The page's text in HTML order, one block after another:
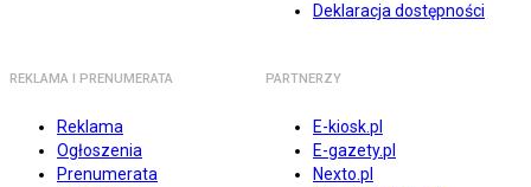
Deklaracja dostępności
REKLAMA I PRENUMERATA
Reklama
Ogłoszenia
Prenumerata
PARTNERZY
E-kiosk.pl
E-gazety.pl
Nexto.pl